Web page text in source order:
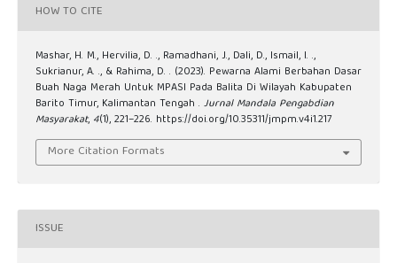
HOW TO CITE
Mashar, H. M., Hervilia, D. ., Ramadhani, J., Dali, D., Ismail, I. .,
Sukrianur, A. ., & Rahima, D. . (2023). Pewarna Alami Berbahan Dasar
Buah Naga Merah Untuk MPASI Pada Balita Di Wilayah Kabupaten
Barito Timur, Kalimantan Tengah . Jurnal Mandala Pengabdian
Masyarakat, 4(1), 221–226. https://doi.org/10.35311/jmpm.v4i1.217
More Citation Formats
ISSUE